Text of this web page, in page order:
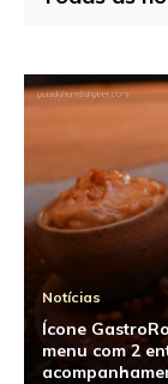
Notícias
Ícone
menu com 2